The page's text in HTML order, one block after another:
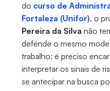
do curso de
Fortaleza (Unifor), o
Pereira da Silva não
defende o mesmo
trabalho: é preciso
interpretar os sinais de
se antecipar na busca